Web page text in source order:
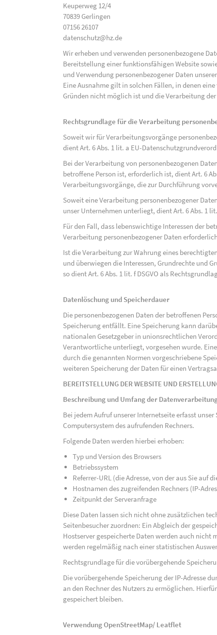
Keuperweg 12/4
70839 Gerlingen
07156 26107
datenschutz@hz.de
Wir erheben und verwenden personenbezogene
Bereitstellung einer funktionsfähigen Website
und Verwendung personenbezogener Daten
Eine Ausnahme gilt in solchen Fällen, in denen
Gründen nicht möglich ist und die Verarbeitung
Rechtsgrundlage für die Verarbeitung
Soweit wir für Verarbeitungsvorgänge
dient Art. 6 Abs. 1 lit. a EU-
Bei der Verarbeitung von personenbezogenen
betroffene Person ist, erforderlich ist, dient Art. 6
Verarbeitungsvorgänge, die zur Durchführung
Soweit eine Verarbeitung personenbezogener
unser Unternehmen unterliegt, dient Art. 6 Abs. 1
Für den Fall, dass lebenswichtige Interessen der
Verarbeitung personenbezogener Daten
Ist die Verarbeitung zur Wahrung eines
und überwiegen die Interessen, Grundrechte und
so dient Art. 6 Abs. 1 lit. f DSGVO als
Datenlöschung und Speicherdauer
Die personenbezogenen Daten der betroffenen
Speicherung entfällt. Eine Speicherung kann
nationalen Gesetzgeber in unionsrechtlichen
Verantwortliche unterliegt, vorgesehen wurde.
durch die genannten Normen vorgeschriebene
weiteren Speicherung der Daten für einen
BEREITSTELLUNG DER WEBSITE UND
Beschreibung und Umfang der
Bei jedem Aufruf unserer Internetseite erfasst
Computersystem des aufrufenden Rechners.
Folgende Daten werden hierbei erhoben:
Typ und Version des Browsers
Betriebssystem
Referrer-URL (die Adresse, von der aus Sie auf
Hostnamen des zugreifenden Rechners (IP-
Zeitpunkt der Serveranfrage
Diese Daten lassen sich nicht ohne zusätzlichen
Seitenbesucher zuordnen: Ein Abgleich der
Hostserver gespeicherte Daten werden auch nicht
werden regelmäßig nach einer statistischen
Rechtsgrundlage für die vorübergehende
Die vorübergehende Speicherung der IP-Adresse
an den Rechner des Nutzers zu ermöglichen.
gespeichert bleiben.
Verwendung OpenStreetMap/ Leatflet